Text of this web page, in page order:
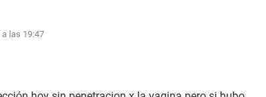
a las 19:47